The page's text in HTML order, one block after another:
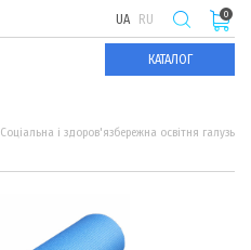
UA RU
КАТАЛОГ
0
Соціальна і здоров'язбережна освітня галузь